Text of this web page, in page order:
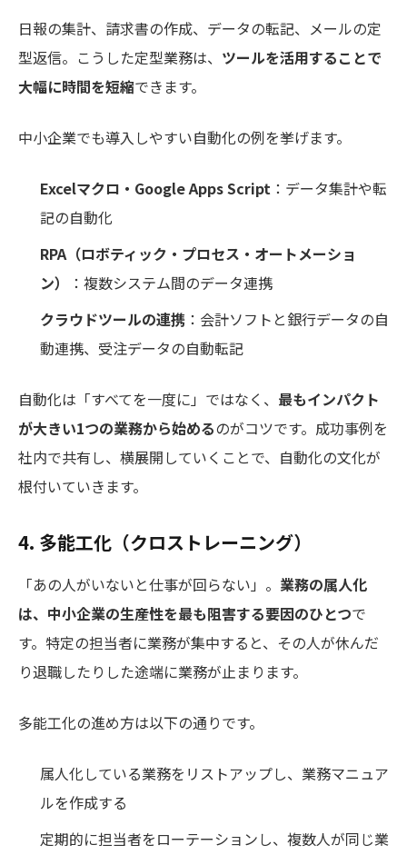
日報の集計、請求書の作成、データの転記、メールの定
型返信。こうした定型業務は、 ツールを活用することで
大幅に時間を短縮できます。
中小企業でも導入しやすい自動化の例を挙げます。
Excelマクロ・Google Apps Script ：データ集計や転
記の自動化
RPA（ロボティック・プロセス・オートメーショ
ン）
：複数システム間のデータ連携
クラウドツールの連携 ：会計ソフトと銀行データの自
動連携、受注データの自動転記
自動化は「すべてを一度に」ではなく、 最もインパクト
が大きい1つの業務から始めるのがコツです。成功事例を
社内で共有し、横展開していくことで、自動化の文化が
根付いていきます。
4. 多能工化（クロストレーニング）
「あの人がいないと仕事が回らない」。 業務の属人化
は、中小企業の生産性を最も阻害する要因のひとつで
す。特定の担当者に業務が集中すると、その人が休んだ
り退職したりした途端に業務が止まります。
多能工化の進め方は以下の通りです。
属人化している業務をリストアップし、業務マニュア
ルを作成する
定期的に担当者をローテーションし、複数人が同じ業